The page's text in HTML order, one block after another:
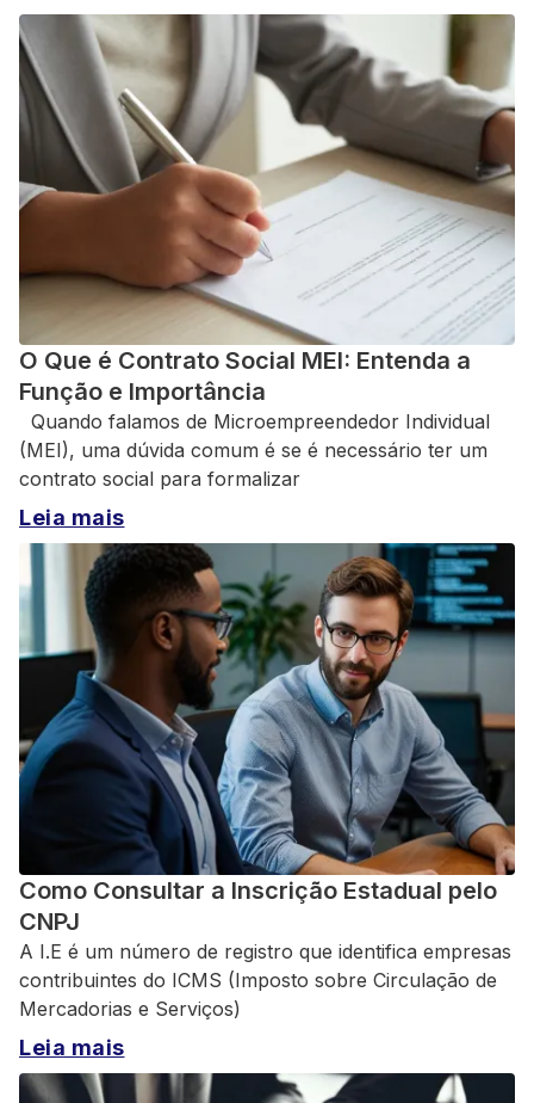
O Que é Contrato Social MEI: Entenda a
Função e Importância
Quando falamos de Microempreendedor Individual
(MEI), uma dúvida comum é se é necessário ter um
contrato social para formalizar
Leia mais
Como Consultar a Inscrição Estadual pelo
CNPJ
A I.E é um número de registro que identifica empresas
contribuintes do ICMS (Imposto sobre Circulação de
Mercadorias e Serviços)
Leia mais